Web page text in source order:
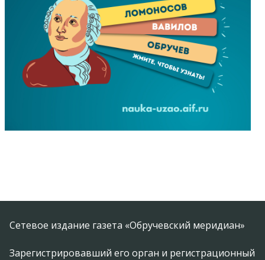
Сетевое издание газета «Обручевский меридиан»
Зарегистрировавший его орган и регистрационный